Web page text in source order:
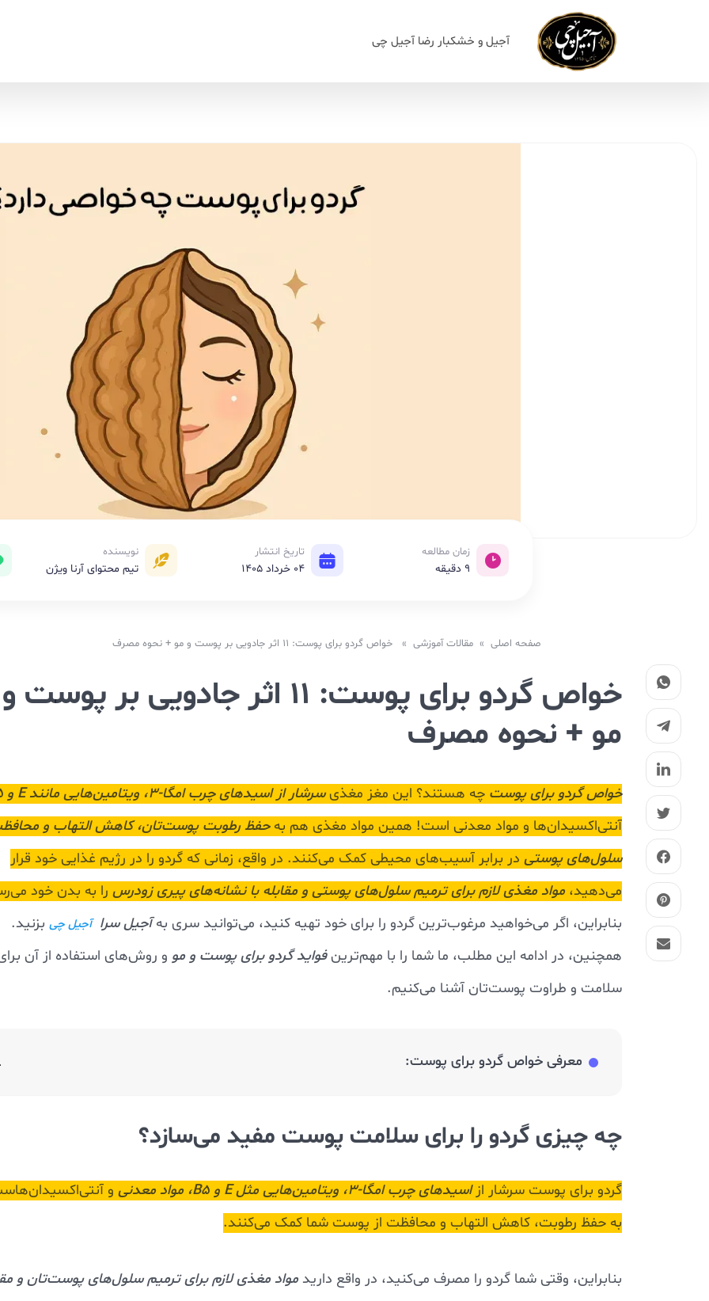
آجیل و خشکبار رضا آجیل چی
زمان مطالعه
9 دقیقه
تاریخ انتشار
04 خرداد 1405
نویسنده
تیم محتوای آرنا ویژن
صفحه اصلی » مقالات آموزشی » خواص گردو برای پوست: 11 اثر جادویی بر پوست و مو + نحوه مصرف
خواص گردو برای پوست: 11 اثر جادویی بر پوست و
مو + نحوه مصرف
خواص گردو برای پوست چه هستند؟ این مغز مغذیسرشار از اسیدهای چرب امگا‑۳، ویتامین‌هایی مانند E و B5،
آنتی‌اکسیدان‌ها و مواد معدنی است! همین مواد مغذی هم بهحفظ رطوبت پوست‌تان، کاهش التهاب و
سلول‌های پوستی در برابر آسیب‌های محیطی کمک می‌کنند. در واقع، زمانی که گردو را در رژیم غذایی خود قرار
می‌دهید، مواد مغذی لازم برای ترمیم سلول‌های پوستی و مقابله با نشانه‌های پیری زودرس را به بدن خود
بنابراین، اگر می‌خواهید مرغوب‌ترین گردو را برای خود تهیه کنید، می‌توانید سری بهآجیل سرا آجیل چی بزنید.
همچنین، در ادامه این مطلب، ما شما را با مهم‌ترینفواید گردو برای پوست و مو و روش‌های استفاده از آن
سلامت و طراوت پوست‌تان آشنا می‌کنیم.
معرفی خواص گردو برای پوست:
چه چیزی گردو را برای سلامت پوست مفید می‌سازد؟
گردو برای پوست سرشار ازاسیدهای چرب امگا‑۳، ویتامین‌هایی مثل E و B5، مواد معدنی
و
به حفظ رطوبت، کاهش التهاب و محافظت از پوست شما کمک می‌کنند.
بنابراین، وقتی شما گردو را مصرف می‌کنید، در واقع دارید مواد مغذی لازم برای ترمیم سلول‌های پوست‌تان و